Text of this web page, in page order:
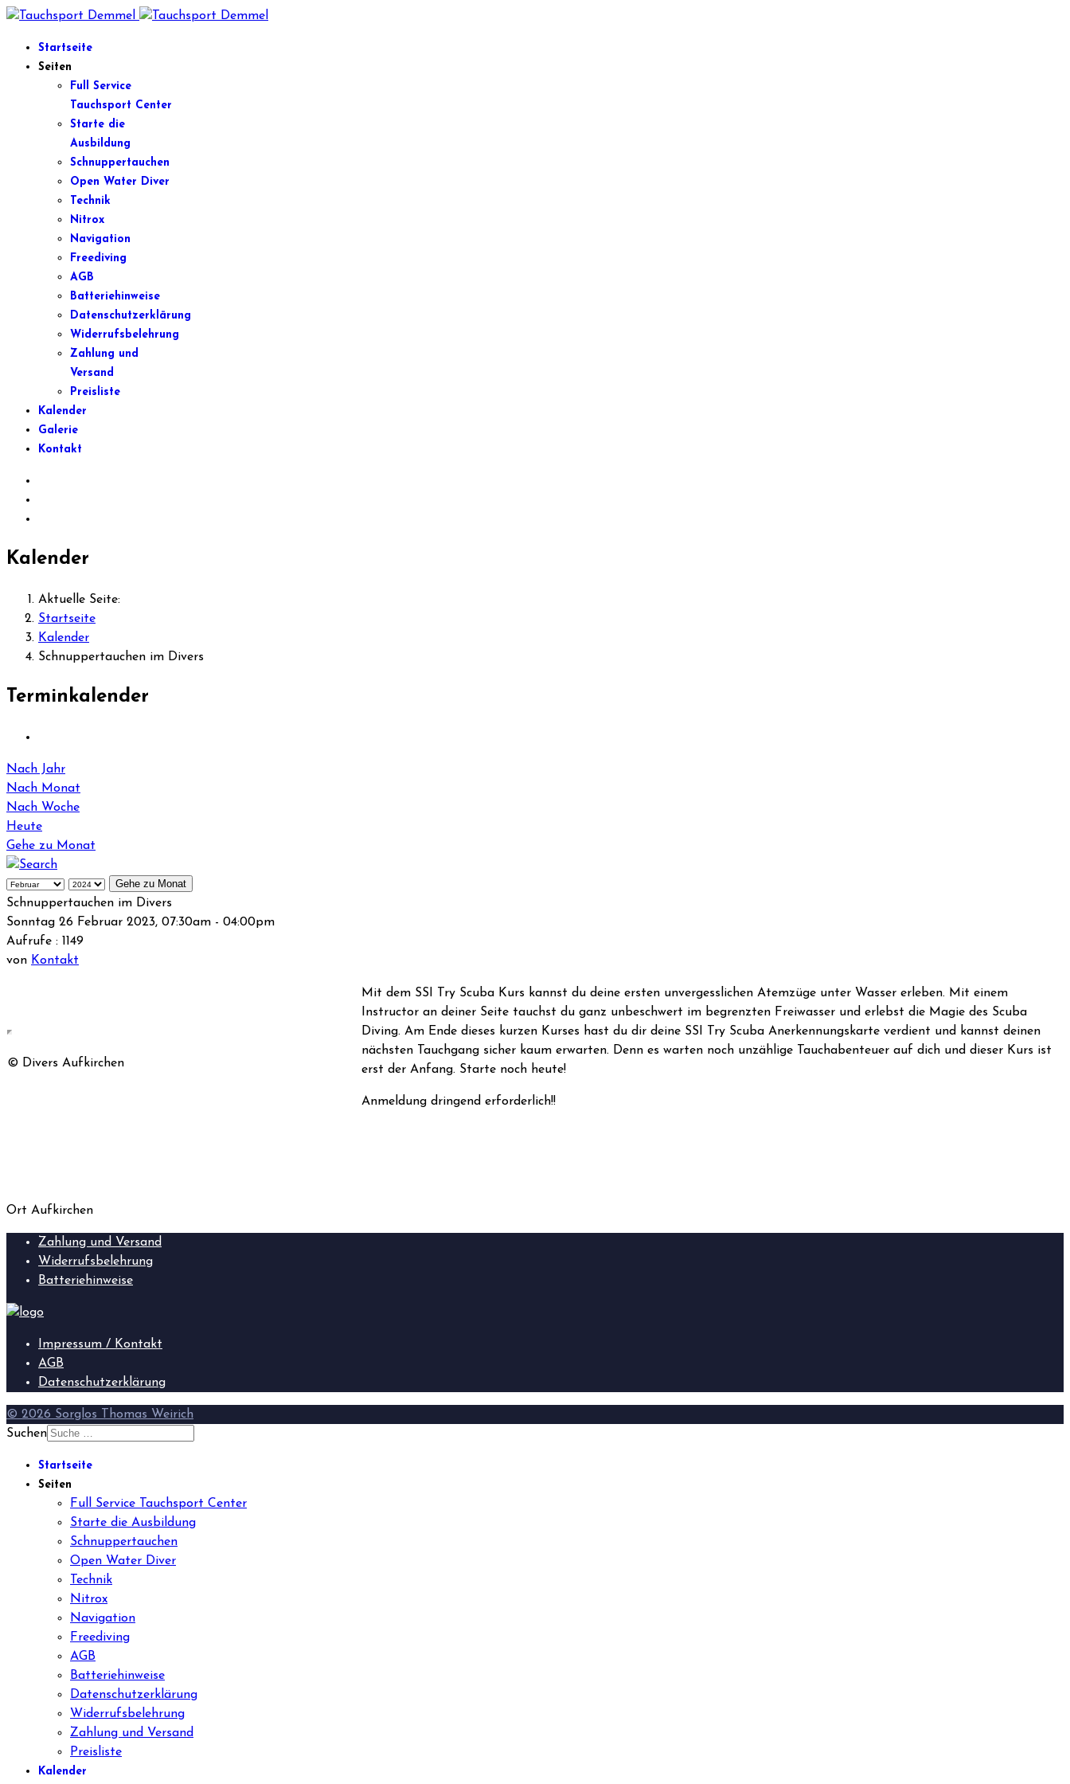
Startseite
Seiten
Full Service
Tauchsport Center
Starte die
Ausbildung
Schnuppertauchen
Open Water Diver
Technik
Nitrox
Navigation
Freediving
AGB
Batteriehinweise
Datenschutzerklärung
Widerrufsbelehrung
Zahlung und
Versand
Preisliste
Kalender
Galerie
Kontakt
Kalender
Aktuelle Seite:
Startseite
Kalender
Schnuppertauchen im Divers
Terminkalender
Nach Jahr
Nach Monat
Nach Woche
Heute
Gehe zu Monat
Gehe zu Monat
Schnuppertauchen im Divers
Sonntag 26 Februar 2023, 07:30am - 04:00pm
Aufrufe : 1149
von Kontakt
© Divers Aufkirchen
Mit dem SSI Try Scuba Kurs kannst du deine ersten unvergesslichen Atemzüge unter Wasser erleben. Mit einem
Instructor an deiner Seite tauchst du ganz unbeschwert im begrenzten Freiwasser und erlebst die Magie des Scuba
Diving. Am Ende dieses kurzen Kurses hast du dir deine SSI Try Scuba Anerkennungskarte verdient und kannst deinen
nächsten Tauchgang sicher kaum erwarten. Denn es warten noch unzählige Tauchabenteuer auf dich und dieser Kurs ist
erst der Anfang. Starte noch heute!
Anmeldung dringend erforderlich!!
Ort Aufkirchen
Zahlung und Versand
Widerrufsbelehrung
Batteriehinweise
Impressum / Kontakt
AGB
Datenschutzerklärung
© 2026 Sorglos Thomas Weirich
Suchen
Startseite
Seiten
Full Service Tauchsport Center
Starte die Ausbildung
Schnuppertauchen
Open Water Diver
Technik
Nitrox
Navigation
Freediving
AGB
Batteriehinweise
Datenschutzerklärung
Widerrufsbelehrung
Zahlung und Versand
Preisliste
Kalender